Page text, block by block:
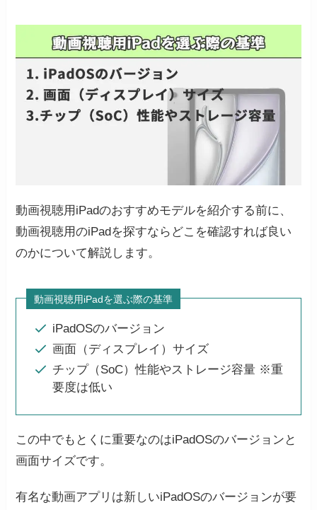
動画視聴用iPadのおすすめモデルを紹介する前に、
動画視聴用のiPadを探すならどこを確認すれば良い
のかについて解説します。
動画視聴用iPadを選ぶ際の基準
iPadOSのバージョン
画面（ディスプレイ）サイズ
チップ（SoC）性能やストレージ容量 ※重
要度は低い
この中でもとくに重要なのはiPadOSのバージョンと
画面サイズです。
有名な動画アプリは新しいiPadOSのバージョンが要